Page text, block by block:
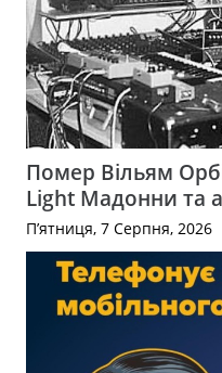
Помер Вільям
Light Мадонни та
П’ятниця, 7 Серпня, 2026